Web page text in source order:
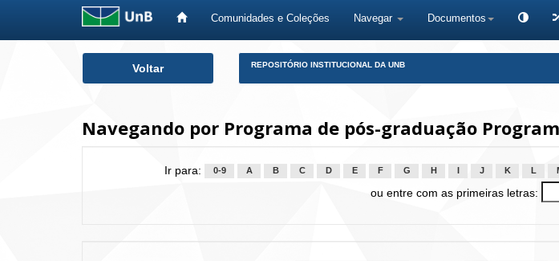
Comunidades e Coleções Navegar Documentos
Voltar REPOSITÓRIO INSTITUCIONAL DA UNB
Navegando por Programa de pós-graduação
Ir para: 0-9 A B C D E F G H J K L
ou entre com as primeiras letras: